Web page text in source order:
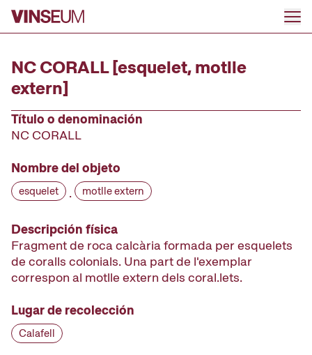
Ir al contenido
NC CORALL [esquelet, motlle
extern]
Título o denominación
NC CORALL
Nombre del objeto
esquelet · motlle extern
Descripción física
Fragment de roca calcària formada per esquelets
de coralls colonials. Una part de l'exemplar
correspon al motlle extern dels coral.lets.
Lugar de recolección
Calafell